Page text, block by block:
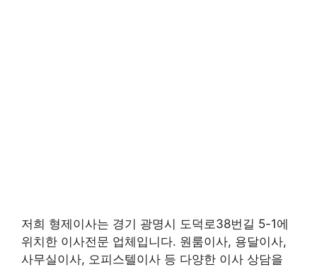
저희 형제이사는 경기 광명시 도덕로38번길 5-1에
위치한 이사전문 업체입니다. 원룸이사, 용달이사,
사무실이사, 오피스텔이사 등 다양한 이사 상담을